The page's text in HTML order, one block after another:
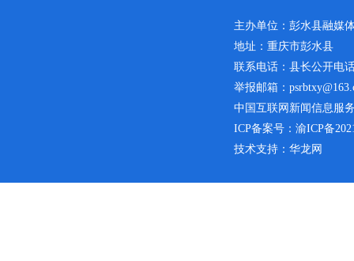
主办单位：彭水县融媒
地址：重庆市彭水县
联系电话：县长公开电
举报邮箱：
中国互联网新闻信息服
ICP备案号： 渝ICP备
技术支持：华龙网